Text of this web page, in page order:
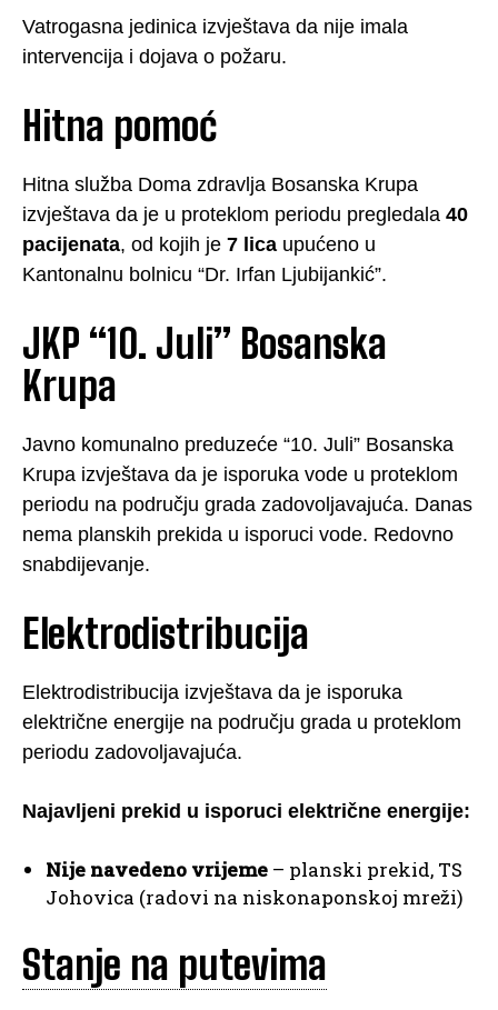
Vatrogasna jedinica izvještava da nije imala
intervencija i dojava o požaru.
Hitna pomoć
Hitna služba Doma zdravlja Bosanska Krupa
izvještava da je u proteklom periodu pregledala 40
pacijenata, od kojih je 7 lica upućeno u
Kantonalnu bolnicu “Dr. Irfan Ljubijankić”.
JKP “10. Juli” Bosanska
Krupa
Javno komunalno preduzeće “10. Juli” Bosanska
Krupa izvještava da je isporuka vode u proteklom
periodu na području grada zadovoljavajuća. Danas
nema planskih prekida u isporuci vode. Redovno
snabdijevanje.
Elektrodistribucija
Elektrodistribucija izvještava da je isporuka
električne energije na području grada u proteklom
periodu zadovoljavajuća.
Najavljeni prekid u isporuci električne energije:
Nije navedeno vrijeme – planski prekid, TS
Johovica (radovi na niskonaponskoj mreži)
Stanje na putevima